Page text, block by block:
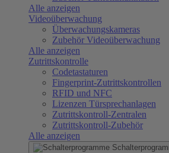
Alle anzeigen
Videoüberwachung
Überwachungskameras
Zubehör Videoüberwachung
Alle anzeigen
Zutrittskontrolle
Codetastaturen
Fingerprint-Zutrittskontrollen
RFID und NFC
Lizenzen Türsprechanlagen
Zutrittskontroll-Zentralen
Zutrittskontroll-Zubehör
Alle anzeigen